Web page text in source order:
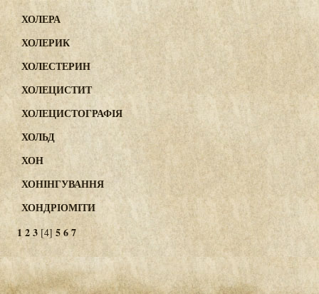
ХОЛЕРА
ХОЛЕРИК
ХОЛЕСТЕРИН
ХОЛЕЦИСТИТ
ХОЛЕЦИСТОГРАФІЯ
ХОЛЬД
ХОН
ХОНІНГУВАННЯ
ХОНДРІОМІТИ
123 [4] 567